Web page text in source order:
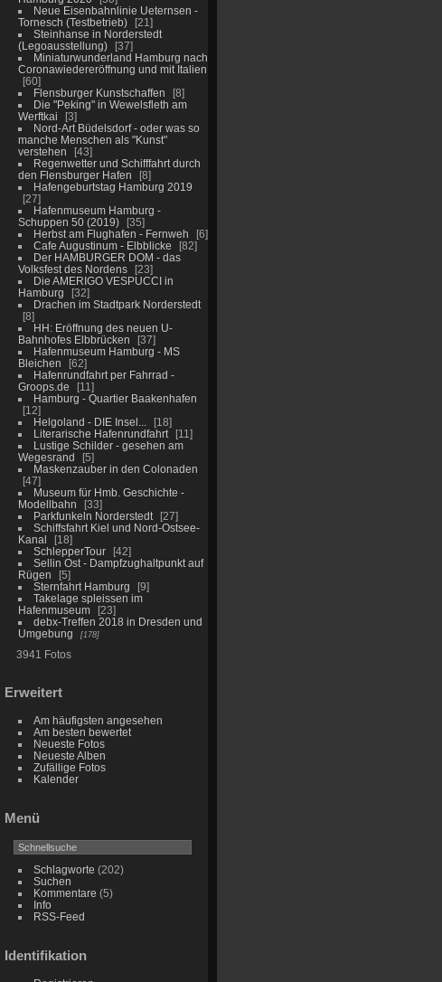
Neue Eisenbahnlinie Ueternsen -
Tornesch (Testbetrieb)
21
Steinhanse in Norderstedt
(Legoausstellung)
37
Miniaturwunderland Hamburg nach
Coronawiedereröffnung und mit Italien
60
Flensburger Kunstschaffen
8
Die "Peking" in Wewelsfleth am
Werftkai
3
Nord-Art Büdelsdorf - oder was so
manche Menschen als "Kunst"
verstehen
43
Regenwetter und Schifffahrt durch
den Flensburger Hafen
8
Hafengeburtstag Hamburg 2019
27
Hafenmuseum Hamburg -
Schuppen 50 (2019)
35
Herbst am Flughafen - Fernweh
6
Cafe Augustinum - Elbblicke
82
Der HAMBURGER DOM - das
Volksfest des Nordens
23
Die AMERIGO VESPUCCI in
Hamburg
32
Drachen im Stadtpark Norderstedt
8
HH: Eröffnung des neuen U-
Bahnhofes Elbbrücken
37
Hafenmuseum Hamburg - MS
Bleichen
62
Hafenrundfahrt per Fahrrad -
Groops.de
11
Hamburg - Quartier Baakenhafen
12
Helgoland - DIE Insel...
18
Literarische Hafenrundfahrt
11
Lustige Schilder - gesehen am
Wegesrand
5
Maskenzauber in den Colonaden
47
Museum für Hmb. Geschichte -
Modellbahn
33
Parkfunkeln Norderstedt
27
Schiffsfahrt Kiel und Nord-Ostsee-
Kanal
18
SchlepperTour
42
Sellin Ost - Dampfzughaltpunkt auf
Rügen
5
Sternfahrt Hamburg
9
Takelage spleissen im
Hafenmuseum
23
debx-Treffen 2018 in Dresden und
Umgebung
178
3941 Fotos
Erweitert
Am häufigsten angesehen
Am besten bewertet
Neueste Fotos
Neueste Alben
Zufällige Fotos
Kalender
Menü
Schlagworte (202)
Suchen
Kommentare (5)
Info
RSS-Feed
Identifikation